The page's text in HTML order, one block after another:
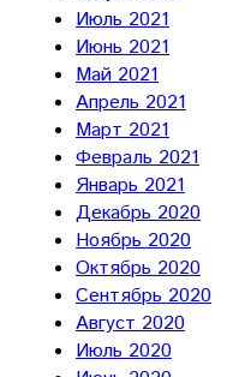
Июль 2021
Июнь 2021
Май 2021
Апрель 2021
Март 2021
Февраль 2021
Январь 2021
Декабрь 2020
Ноябрь 2020
Октябрь 2020
Сентябрь 2020
Август 2020
Июль 2020